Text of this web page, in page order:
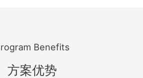
Benefits
方案优势